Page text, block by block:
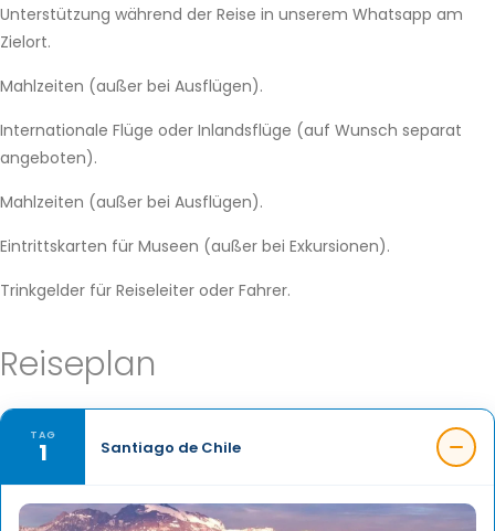
Unterstützung während der Reise in unserem Whatsapp am
Zielort.
Mahlzeiten (außer bei Ausflügen).
Internationale Flüge oder Inlandsflüge (auf Wunsch separat
angeboten).
Mahlzeiten (außer bei Ausflügen).
Eintrittskarten für Museen (außer bei Exkursionen).
Trinkgelder für Reiseleiter oder Fahrer.
Reiseplan
TAG
1 Santiago de Chile